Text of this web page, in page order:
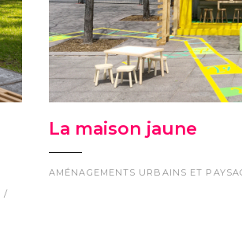
La maison jaune
AMÉNAGEMENTS URBAINS ET